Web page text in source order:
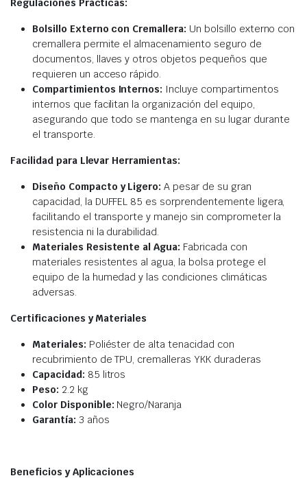
Regulaciones Prácticas:
Bolsillo Externo con Cremallera: Un bolsillo externo con
cremallera permite el almacenamiento seguro de
documentos, llaves y otros objetos pequeños que
requieren un acceso rápido.
Compartimientos Internos: Incluye compartimentos
internos que facilitan la organización del equipo,
asegurando que todo se mantenga en su lugar durante
el transporte.
Facilidad para Llevar Herramientas:
Diseño Compacto y Ligero: A pesar de su gran
capacidad, la DUFFEL 85 es sorprendentemente ligera,
facilitando el transporte y manejo sin comprometer la
resistencia ni la durabilidad.
Materiales Resistente al Agua: Fabricada con
materiales resistentes al agua, la bolsa protege el
equipo de la humedad y las condiciones climáticas
adversas.
Certificaciones y Materiales
Materiales: Poliéster de alta tenacidad con
recubrimiento de TPU, cremalleras YKK duraderas
Capacidad: 85 litros
Peso: 2.2 kg
Color Disponible: Negro/Naranja
Garantía: 3 años
Beneficios y Aplicaciones